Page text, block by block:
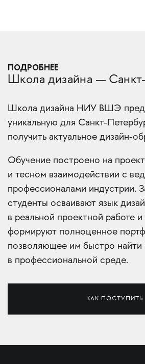
ПОДРОБНЕЕ
Школа дизайна —
Школа дизайна НИУ ВШЭ
уникальную для Санкт-
получить актуальное дизайн-
Обучение построено на
и тесном взаимодействии с
профессионалами индустрии.
студенты осваивают язык
в реальной проектной работе и
формируют полноценное
позволяющее им быстро найти
в профессиональной среде.
КАК ПОСТУПИТЬ